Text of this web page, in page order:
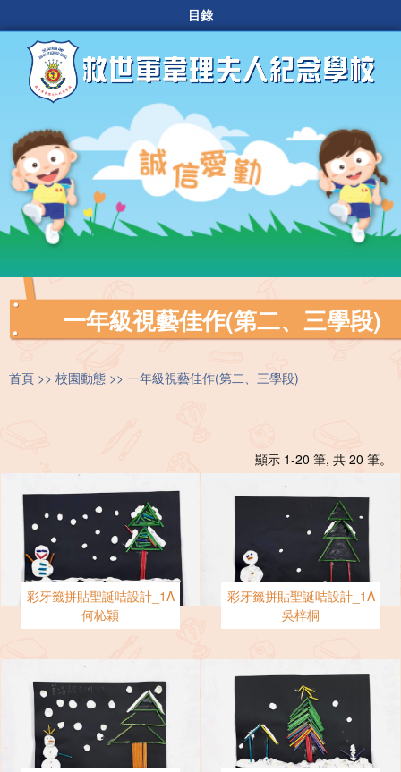
目錄
一年級視藝佳作(第二、三學段)
首頁 校園動態 一年級視藝佳作(第二、三學段)
顯示 1-20 筆, 共 20 筆。
彩牙籤拼貼聖誕咭設計_1A
何杺穎
彩牙籤拼貼聖誕咭設計_1A
吳梓桐